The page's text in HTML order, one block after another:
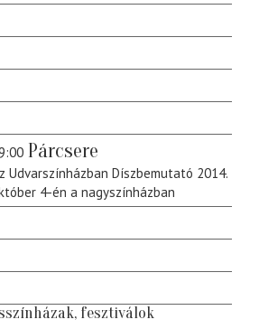
Párcsere
Udvarszínházban Díszbemutató 2014.
4-én a nagyszínházban
fesztiválok